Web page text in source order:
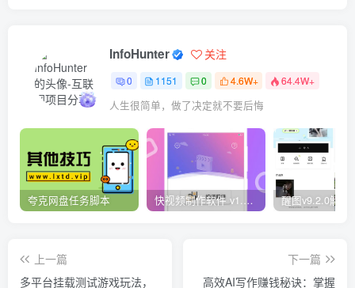
InfoHunter 关注
0 1151 0 4.6W+ 64.4W+
人生很简单，做了决定就不要后悔
夸克网盘任务脚本 快视频制作软件 v1.1.1安卓版
上一篇
多平台挂载测试游戏玩法，
下一篇
高效AI写作赚钱秘诀：掌握